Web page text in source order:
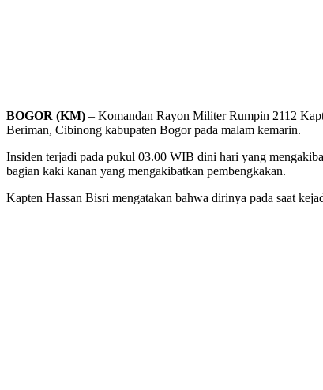
BOGOR (KM) – Komandan Rayon Militer Rumpin 2112
Beriman, Cibinong kabupaten Bogor pada malam kemarin.
Insiden terjadi pada pukul 03.00 WIB dini hari yang
bagian kaki kanan yang mengakibatkan pembengkakan.
Kapten Hassan Bisri mengatakan bahwa dirinya pada saat